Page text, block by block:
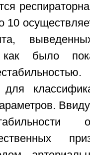
10
было
для